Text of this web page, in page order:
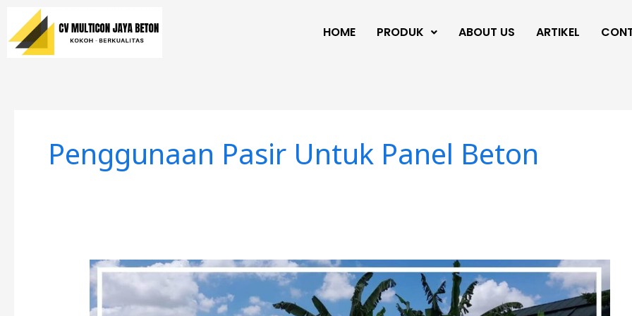
konten
HOME PRODUK ABOUT US ARTIKEL
Penggunaan Pasir Untuk Panel Beton
4
Cara
Ini